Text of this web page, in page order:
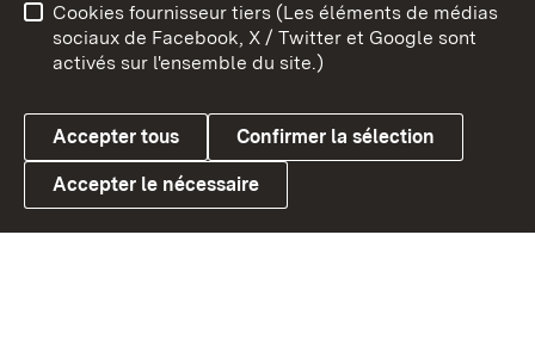
Link zum Landesportal
Conseils d'utilisation
Confidentialité
Cookies
Cookies fournisseur tiers (Les éléments de médias
sociaux de Facebook, X / Twitter et Google sont
activés sur l'ensemble du site.)
Accepter tous Confirmer la sélection
Accepter le nécessaire